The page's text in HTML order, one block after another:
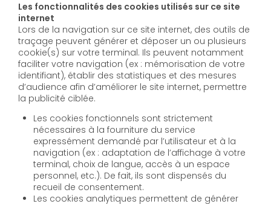
Les fonctionnalités des cookies utilisés sur ce site
internet
Lors de la navigation sur ce site internet, des outils de
traçage peuvent générer et déposer un ou plusieurs
cookie(s) sur votre terminal. Ils peuvent notamment
faciliter votre navigation (ex : mémorisation de votre
identifiant), établir des statistiques et des mesures
d’audience afin d’améliorer le site internet, permettre
la publicité ciblée.
Les cookies fonctionnels sont strictement
nécessaires à la fourniture du service
expressément demandé par l’utilisateur et à la
navigation (ex : adaptation de l’affichage à votre
terminal, choix de langue, accès à un espace
personnel, etc.). De fait, ils sont dispensés du
recueil de consentement.
Les cookies analytiques permettent de générer